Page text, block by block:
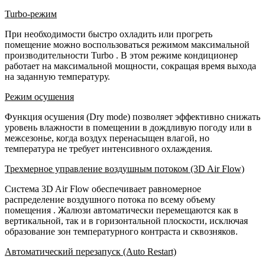
Turbo-режим
При необходимости быстро охладить или прогреть
помещение можно воспользоваться режимом максимальной
производительности Turbo . В этом режиме кондиционер
работает на максимальной мощности, сокращая время выхода
на заданную температуру.
Режим осушения
Функция осушения (Dry mode) позволяет эффективно снижать
уровень влажности в помещении в дождливую погоду или в
межсезонье, когда воздух перенасыщен влагой, но
температура не требует интенсивного охлаждения.
Трехмерное управление воздушным потоком (3D Air Flow)
Система 3D Air Flow обеспечивает равномерное
распределение воздушного потока по всему объему
помещения . Жалюзи автоматически перемещаются как в
вертикальной, так и в горизонтальной плоскости, исключая
образование зон температурного контраста и сквозняков.
Автоматический перезапуск (Auto Restart)